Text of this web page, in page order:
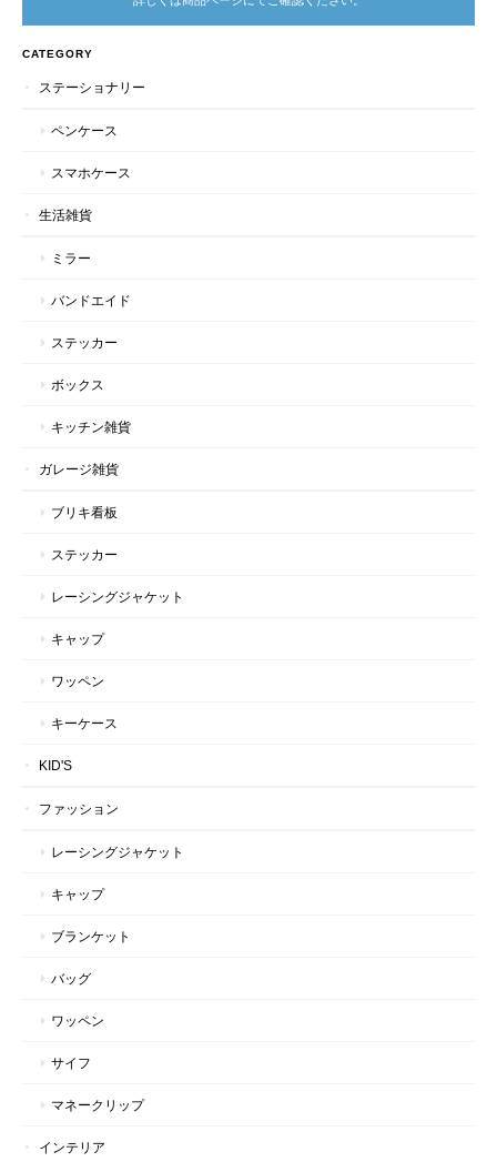
CATEGORY
ステーショナリー
ペンケース
スマホケース
生活雑貨
ミラー
バンドエイド
ステッカー
ボックス
キッチン雑貨
ガレージ雑貨
ブリキ看板
ステッカー
レーシングジャケット
キャップ
ワッペン
キーケース
KID'S
ファッション
レーシングジャケット
キャップ
ブランケット
バッグ
ワッペン
サイフ
マネークリップ
インテリア